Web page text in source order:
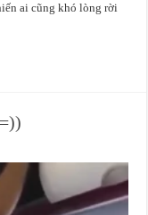
ai cũng khó lòng rời